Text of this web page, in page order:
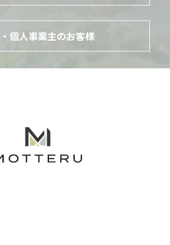
個人事業主のお客様